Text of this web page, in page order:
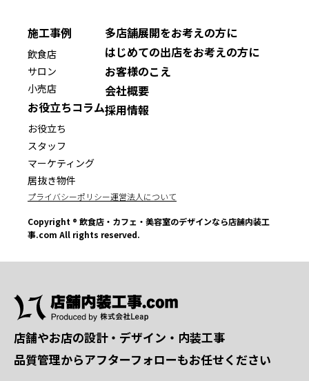
施工事例
飲食店
サロン
小売店
お役立ちコラム
お役立ち
スタッフ
マーケティング
居抜き物件
多店舗展開をお考えの方に
はじめての出店をお考えの方に
お客様のこえ
会社概要
採用情報
プライバシーポリシー運営法人について
Copyright ® 飲食店・カフェ・美容室のデザインなら店舗内装工
事.com All rights reserved.
店舗やお店の設計・デザイン・内装工事
品質管理からアフターフォローもお任せください